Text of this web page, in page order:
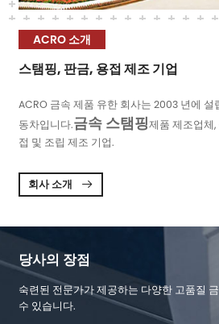
ACRO 소개
스탬핑, 판금, 용접 제조 기업
ACRO 금속 제품 유한 회사는 2003 년에
동차입니다.금속 스탬핑제품 제조업체,
접 및 조립 제조 기업.
회사 소개 
당사의 장점
숙련된 전문가가 제공하는 다양한 고품질
수 있습니다.